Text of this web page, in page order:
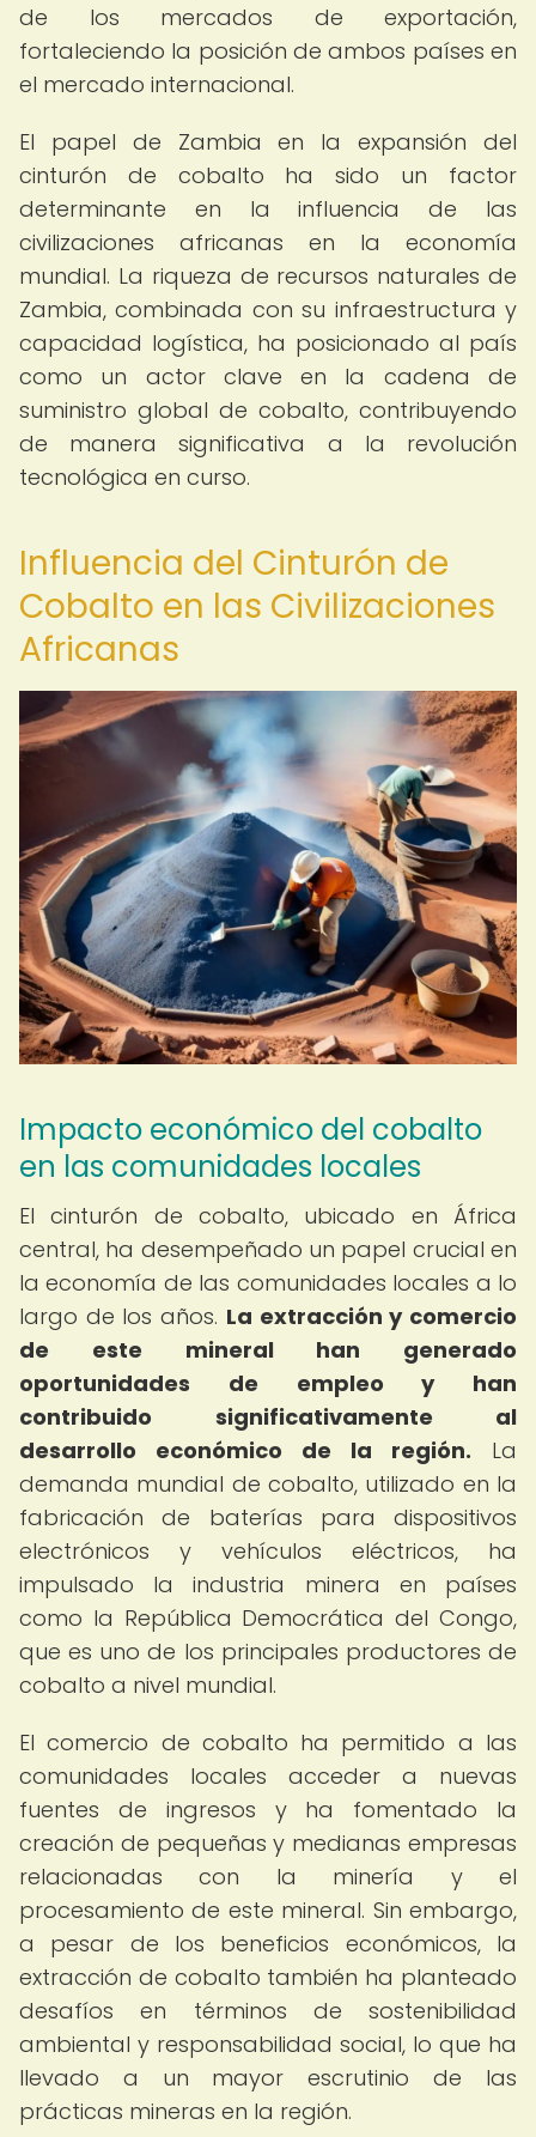
de los mercados de exportación,
fortaleciendo la posición de ambos países en
el mercado internacional.
El papel de Zambia en la expansión del
cinturón de cobalto ha sido un factor
determinante en la influencia de las
civilizaciones africanas en la economía
mundial. La riqueza de recursos naturales de
Zambia, combinada con su infraestructura y
capacidad logística, ha posicionado al país
como un actor clave en la cadena de
suministro global de cobalto, contribuyendo
de manera significativa a la revolución
tecnológica en curso.
Influencia del Cinturón de
Cobalto en las Civilizaciones
Africanas
Impacto económico del cobalto
en las comunidades locales
El cinturón de cobalto, ubicado en África
central, ha desempeñado un papel crucial en
la economía de las comunidades locales a lo
largo de los años. La extracción y comercio
de este mineral han generado
oportunidades de empleo y han
contribuido significativamente al
desarrollo económico de la región. La
demanda mundial de cobalto, utilizado en la
fabricación de baterías para dispositivos
electrónicos y vehículos eléctricos, ha
impulsado la industria minera en países
como la República Democrática del Congo,
que es uno de los principales productores de
cobalto a nivel mundial.
El comercio de cobalto ha permitido a las
comunidades locales acceder a nuevas
fuentes de ingresos y ha fomentado la
creación de pequeñas y medianas empresas
relacionadas con la minería y el
procesamiento de este mineral. Sin embargo,
a pesar de los beneficios económicos, la
extracción de cobalto también ha planteado
desafíos en términos de sostenibilidad
ambiental y responsabilidad social, lo que ha
llevado a un mayor escrutinio de las
prácticas mineras en la región.